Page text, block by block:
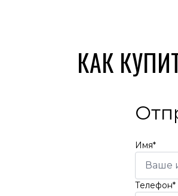
КАК
Имя*
Телефон*